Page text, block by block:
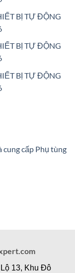
BỊ TỰ ĐỘNG
BỊ TỰ ĐỘNG
BỊ TỰ ĐỘNG
cung cấp Phụ tùng
13, Khu Đô